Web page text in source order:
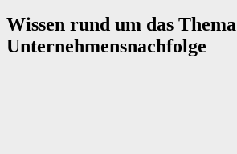
Wissen rund um das Thema
Unternehmensnachfolge